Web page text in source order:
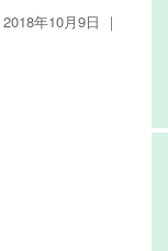
2018年10月9日 ｜